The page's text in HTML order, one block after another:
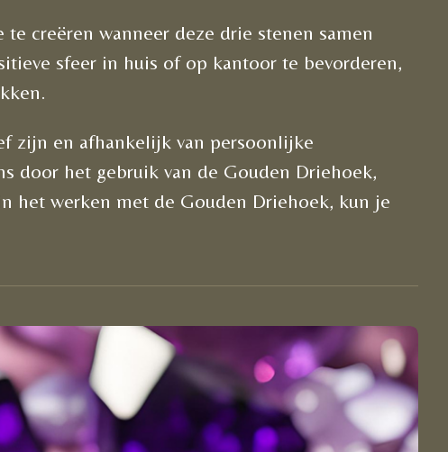
creëren wanneer deze drie stenen samen
sfeer in huis of op kantoor te bevorderen,
zijn en afhankelijk van persoonlijke
door het gebruik van de Gouden Driehoek,
het werken met de Gouden Driehoek, kun je